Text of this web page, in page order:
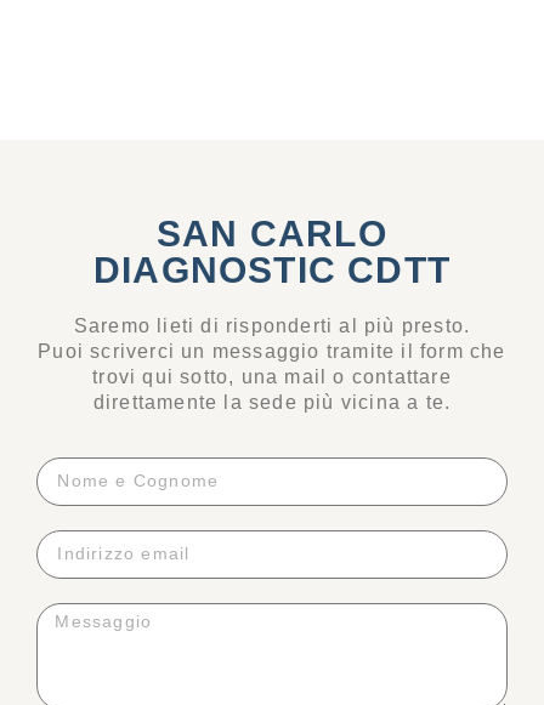
SAN CARLO
DIAGNOSTIC CDTT
Saremo lieti di risponderti al più presto.
Puoi scriverci un messaggio tramite il form che
trovi qui sotto, una mail o contattare
direttamente la sede più vicina a te.